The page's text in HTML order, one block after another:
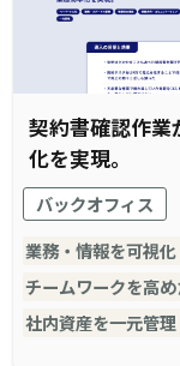
契約書確認作
化を実現。
バックオフィス
業務・情報を可視
チームワークを高
社内資産を一元管